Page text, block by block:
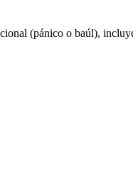
(pánico o baúl),